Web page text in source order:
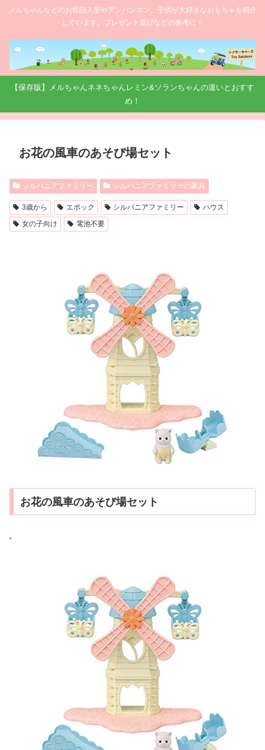
メルちゃんなどのお世話人形やアンパンマン、子供が大好きなおもちゃを紹介
しています。プレゼント選びなどの参考に！
【保存版】メルちゃんネネちゃんレミン&ソランちゃんの違いとおすす
め！
お花の風車のあそび場セット
シルバニアファミリー シルバニアファミリーの家具
3歳から エポック シルバニアファミリー
ハウス
女の子向け
電池不要
お花の風車のあそび場セット